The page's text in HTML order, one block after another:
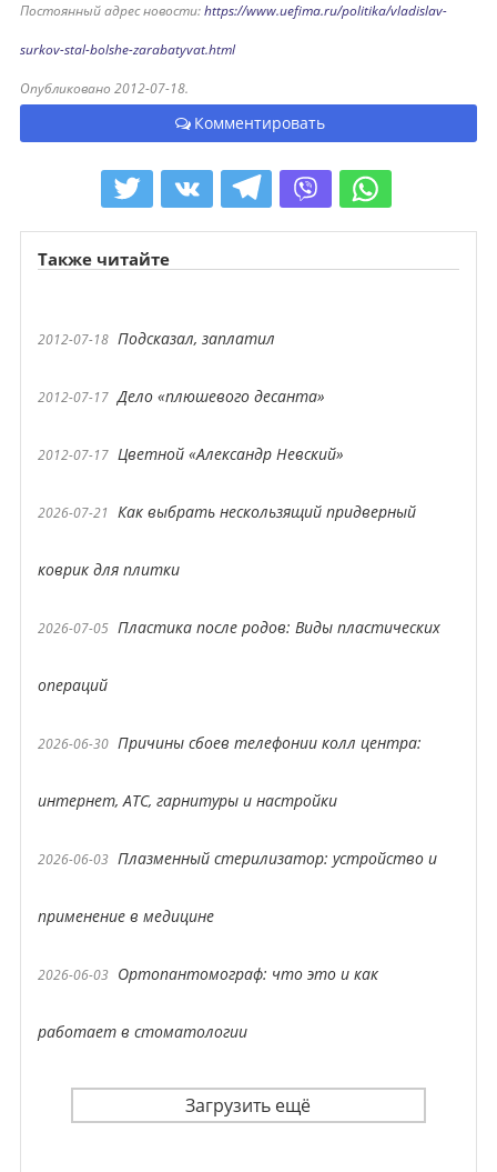
Постоянный адрес новости:https://www.uefima.ru/politika/vladislav-
surkov-stal-bolshe-zarabatyvat.html
Опубликовано 2012-07-18.
Комментировать
Также читайте
2012-07-18 Подсказал, заплатил
2012-07-17 Дело «плюшевого десанта»
2012-07-17 Цветной «Александр Невский»
2026-07-21 Как выбрать нескользящий придверный
коврик для плитки
2026-07-05 Пластика после родов: Виды пластических
операций
2026-06-30 Причины сбоев телефонии колл центра:
интернет, АТС, гарнитуры и настройки
2026-06-03 Плазменный стерилизатор: устройство и
применение в медицине
2026-06-03 Ортопантомограф: что это и как
работает в стоматологии
Загрузить ещё